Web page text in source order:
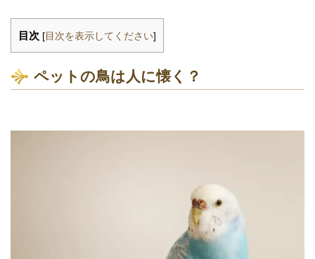
目次 [ 目次を表示してください]
ペットの鳥は人に懐く？